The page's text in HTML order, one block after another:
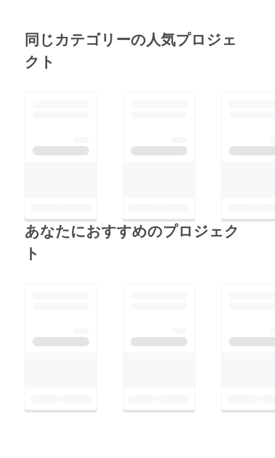
同じカテゴリーの人気プロジェ
クト
あなたにおすすめのプロジェク
ト